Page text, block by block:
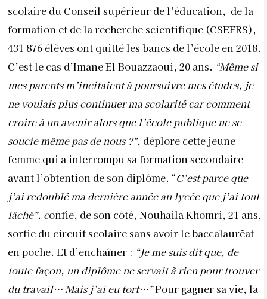
scolaire du Conseil supérieur de l’éducation, de la
formation et de la recherche scientifique (CSEFRS),
431 876 élèves ont quitté les bancs de l’école en 2018.
C’est le cas d’Imane El Bouazzaoui, 20 ans. “Même si
mes parents m’incitaient à poursuivre mes études, je
ne voulais plus continuer ma scolarité car comment
croire à un avenir alors que l’école publique ne se
soucie même pas de nous ?”, déplore cette jeune
femme qui a interrompu sa formation secondaire
avant l’obtention de son diplôme. “C’est parce que
j’ai redoublé ma dernière année au lycée que j’ai tout
lâché”, confie, de son côté, Nouhaila Khomri, 21 ans,
sortie du circuit scolaire sans avoir le baccalauréat
en poche. Et d’enchaîner : “Je me suis dit que, de
toute façon, un diplôme ne servait à rien pour trouver
du travail… Mais j’ai eu tort…”Pour gagner sa vie, la